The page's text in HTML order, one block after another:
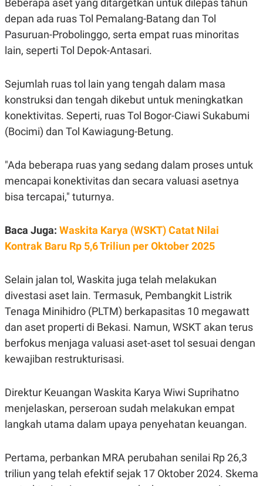
A
C
E
E
I
T
P
P
E
A
D
E
R
I
N
G
K
E
I
I
D
SITEMAPPROFILE TERM
OF
USE
PEDOMAN
PRIVACY
POLICY
depan ada ruas Tol Pemalang-Batang dan Tol
Pasuruan-Probolinggo, serta empat ruas minoritas
lain, seperti Tol Depok-Antasari.
Sejumlah ruas tol lain yang tengah dalam masa
konstruksi dan tengah dikebut untuk meningkatkan
konektivitas. Seperti, ruas Tol Bogor-Ciawi Sukabumi
(Bocimi) dan Tol Kawiagung-Betung.
"Ada beberapa ruas yang sedang dalam proses untuk
mencapai konektivitas dan secara valuasi asetnya
bisa tercapai," tuturnya.
Baca Juga: Waskita Karya (WSKT) Catat Nilai
Kontrak Baru Rp 5,6 Triliun per Oktober 2025
Selain jalan tol, Waskita juga telah melakukan
divestasi aset lain. Termasuk, Pembangkit Listrik
Tenaga Minihidro (PLTM) berkapasitas 10 megawatt
dan aset properti di Bekasi. Namun, WSKT akan terus
berfokus menjaga valuasi aset-aset tol sesuai dengan
kewajiban restrukturisasi.
Direktur Keuangan Waskita Karya Wiwi Suprihatno
menjelaskan, perseroan sudah melakukan empat
langkah utama dalam upaya penyehatan keuangan.
Pertama, perbankan MRA perubahan senilai Rp 26,3
triliun yang telah efektif sejak 17 Oktober 2024. Skema